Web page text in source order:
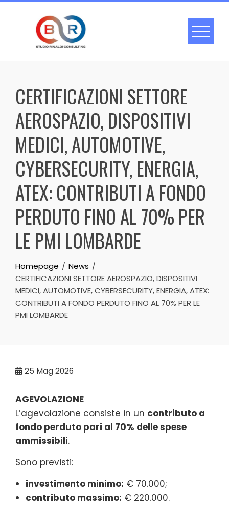
Skip
CERTIFICAZIONI SETTORE
AEROSPAZIO, DISPOSITIVI
MEDICI, AUTOMOTIVE,
CYBERSECURITY, ENERGIA,
ATEX: CONTRIBUTI A FONDO
PERDUTO FINO AL 70% PER
LE PMI LOMBARDE
Homepage
News
CERTIFICAZIONI SETTORE AEROSPAZIO, DISPOSITIVI
MEDICI, AUTOMOTIVE, CYBERSECURITY, ENERGIA, ATEX:
CONTRIBUTI A FONDO PERDUTO FINO AL 70% PER LE
PMI LOMBARDE
25 Mag 2026
AGEVOLAZIONE
L’agevolazione consiste in un contributo a
fondo perduto pari al 70% delle spese
ammissibili.
Sono previsti:
investimento minimo: € 70.000;
contributo massimo: € 220.000.